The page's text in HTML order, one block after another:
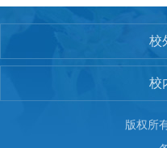
校
校
版权所